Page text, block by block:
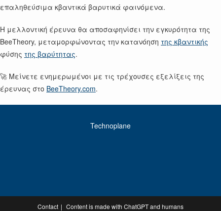
επαληθεύσιμα κβαντικά βαρυτικά φαινόμενα.
Η μελλοντική έρευνα θα αποσαφηνίσει την εγκυρότητα της
BeeTheory, μεταμορφώνοντας την κατανόηση της κβαντικής
φύσης της βαρύτητας.
🚀 Μείνετε ενημερωμένοι με τις τρέχουσες εξελίξεις της
έρευνας στο BeeTheory.com.
Technoplane
Contact Content is made with ChatGPT and humans